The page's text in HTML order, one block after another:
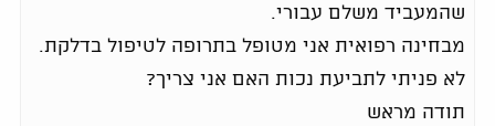
שהמעביד משלם עבורי.
מבחינה רפואית אני מטופל בתרופה לטיפול בדלקת.
לא פניתי לתביעת נכות האם אני צריך?
תודה מראש